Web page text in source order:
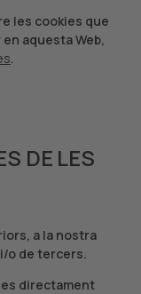
les cookies que
aquesta Web,
.
DE LES
a la nostra
o de tercers.
directament